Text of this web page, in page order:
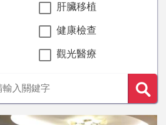
肝臟移植
健康檢查
觀光醫療